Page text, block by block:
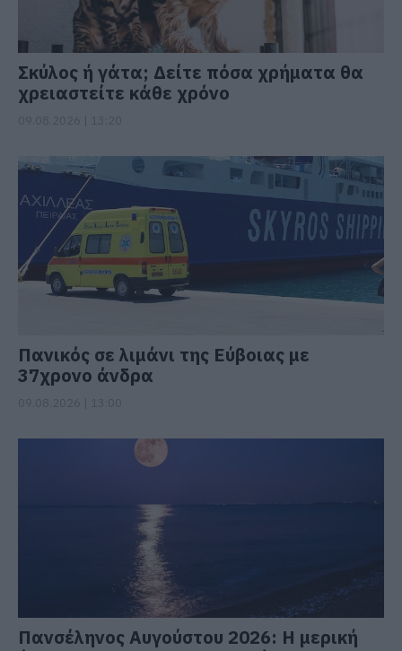
Σκύλος ή γάτα; Δείτε πόσα χρήματα θα
χρειαστείτε κάθε χρόνο
Πανικός σε λιμάνι της Εύβοιας με
37χρονο άνδρα
Πανσέληνος Αυγούστου 2026: Η μερική